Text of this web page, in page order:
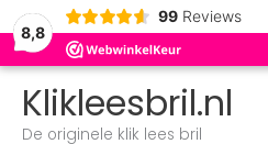
8,8
99 Reviews
Klikleesbril.nl
De originele klik lees bril